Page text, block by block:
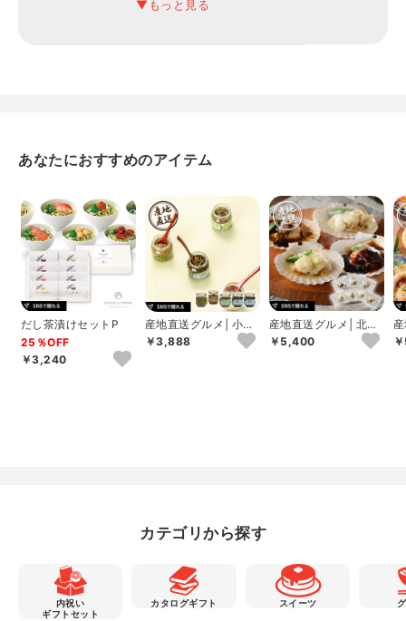
あなたにおすすめのアイテム
だし茶漬けセットP
25％OFF
￥3,240
産地直送グルメ│小川
の庄 農家の味自慢詰
合せ
￥3,888
産地直送グルメ│北海
道産帆立グラタン･デ
ミグラスチーズ焼...
￥5,400
カテゴリから探す
内祝い
ギフトセット
カタログギフト スイーツ